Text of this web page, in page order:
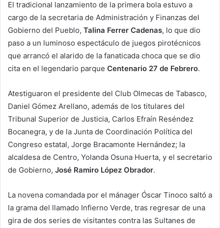
El tradicional lanzamiento de la primera bola estuvo a
cargo de la secretaria de Administración y Finanzas del
Gobierno del Pueblo, Talina Ferrer Cadenas, lo que dio
paso a un luminoso espectáculo de juegos pirotécnicos
que arrancó el alarido de la fanaticada choca que se dio
cita en el legendario parque Centenario 27 de Febrero.
Atestiguaron el presidente del Club Olmecas de Tabasco,
Daniel Gómez Arellano, además de los titulares del
Tribunal Superior de Justicia, Carlos Efraín Reséndez
Bocanegra, y de la Junta de Coordinación Política del
Congreso estatal, Jorge Bracamonte Hernández; la
alcaldesa de Centro, Yolanda Osuna Huerta, y el secretario
de Gobierno, José Ramiro López Obrador.
La novena comandada por el mánager Óscar Tinoco saltó a
la grama del llamado Infierno Verde, tras regresar de una
gira de dos series de visitantes contra las Sultanes de